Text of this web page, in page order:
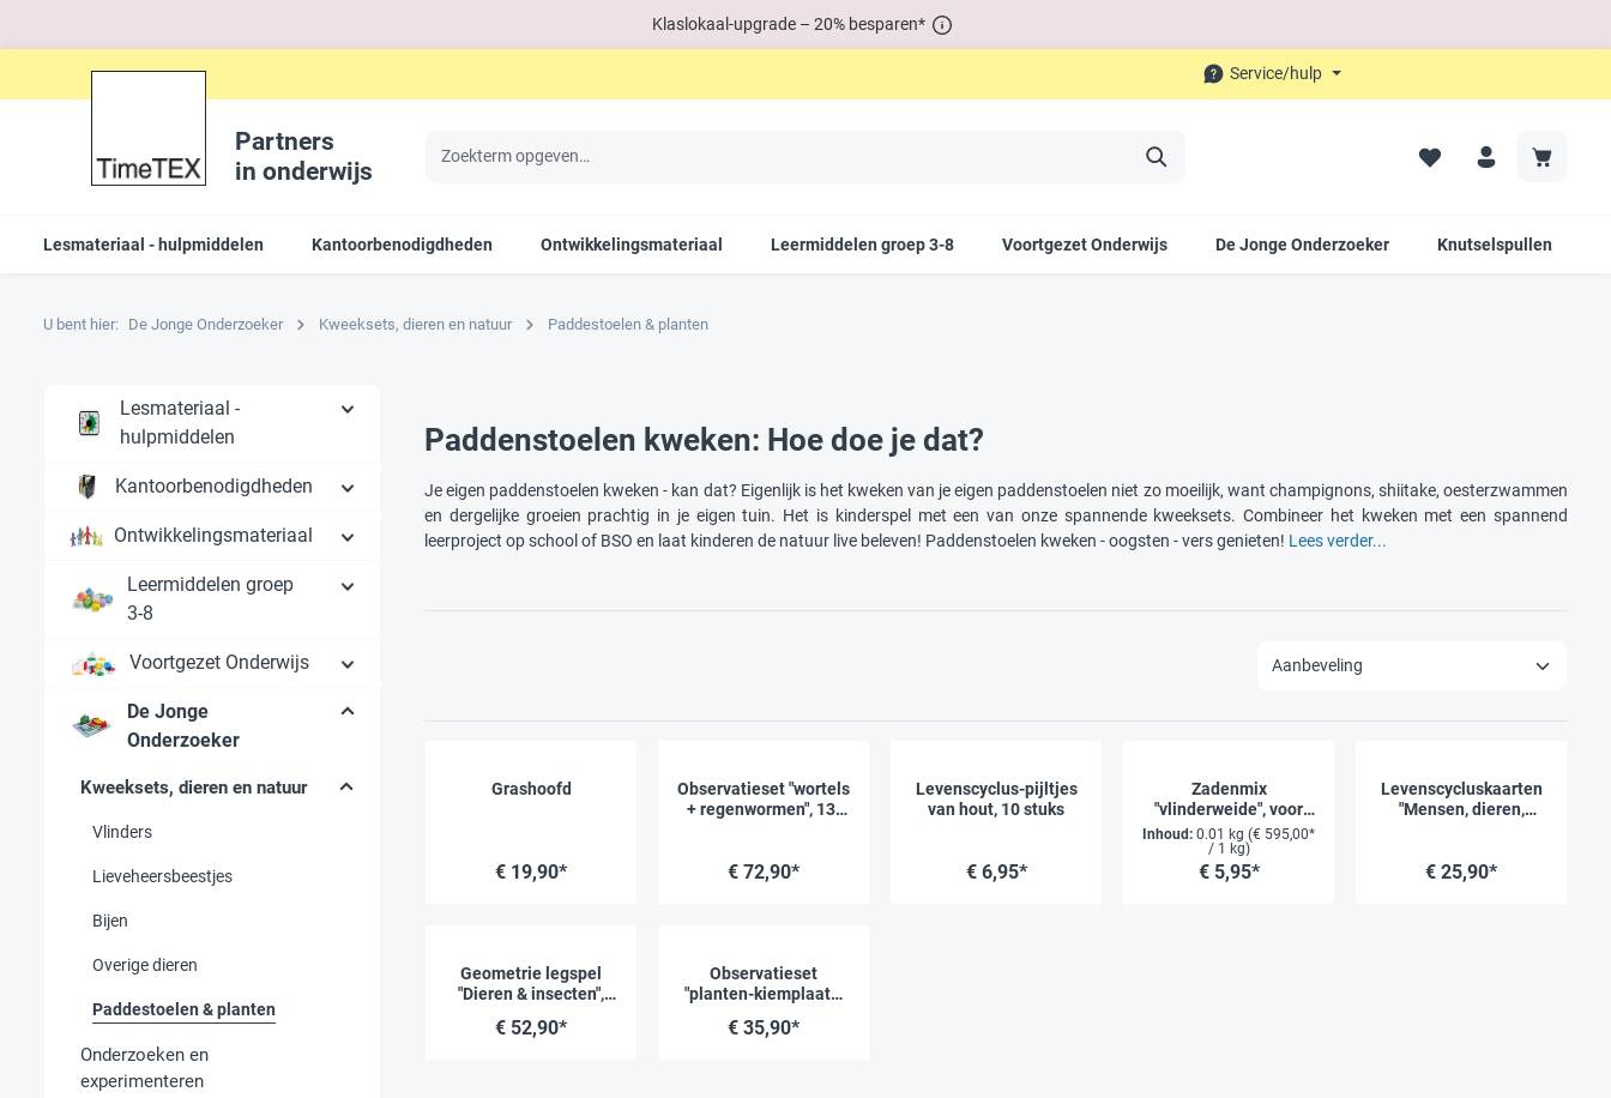
Klaslokaal-upgrade – 20% besparen*
Service/hulp
Partners
in onderwijs
Lesmateriaal - hulpmiddelen Kantoorbenodigdheden Ontwikkelingsmateriaal Leermiddelen groep 3-8 Voortgezet Onderwijs De Jonge Onderzoeker Knutselspullen
U bent hier: De Jonge Onderzoeker Kweeksets, dieren en natuur Paddestoelen & planten
Lesmateriaal -
hulpmiddelen
Kantoorbenodigdheden
Ontwikkelingsmateriaal
Leermiddelen groep
3-8
Voortgezet Onderwijs
De Jonge
Onderzoeker
Kweeksets, dieren en natuur
Vlinders
Lieveheersbeestjes
Bijen
Overige dieren
Paddestoelen & planten
Onderzoeken en
experimenteren
Paddenstoelen kweken: Hoe doe je dat?
Je eigen paddenstoelen kweken - kan dat? Eigenlijk is het kweken van je eigen paddenstoelen niet zo moeilijk, want champignons, shiitake, oesterzwammen
en dergelijke groeien prachtig in je eigen tuin. Het is kinderspel met een van onze spannende kweeksets. Combineer het kweken met een spannend
leerproject op school of BSO en laat kinderen de natuur live beleven! Paddenstoelen kweken - oogsten - vers genieten! Lees verder...
Grashoofd
€ 19,90*
Observatieset "wortels
+ regenwormen", 13-
€ 72,90*
Levenscyclus-pijltjes
van hout, 10 stuks
€ 6,95*
Zadenmix
"vlinderweide", voor
10m²
Inhoud: 0.01 kg (€ 595,00*
/ 1 kg)
€ 5,95*
Levenscycluskaarten
"Mensen, dieren,
€ 25,90*
Geometrie legspel
"Dieren & insecten",
€ 52,90*
Observatieset
"planten-kiemplaats"
€ 35,90*